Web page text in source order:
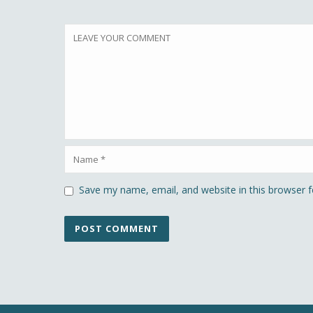
Save my name, email, and website in this browser